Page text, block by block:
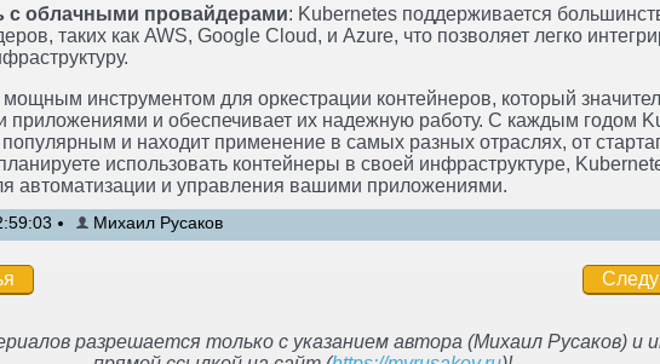
с облачными провайдерами: Kubernetes поддерживается
таких как AWS, Google Cloud, и Azure, что позволяет легко
мощным инструментом для оркестрации контейнеров, который
и обеспечивает их надежную работу. С каждым годом
и находит применение в самых разных отраслях, от
использовать контейнеры в своей инфраструктуре,
автоматизации и управления вашими приложениями.
Михаил Русаков
разрешается только с указанием автора (Михаил Русаков) и